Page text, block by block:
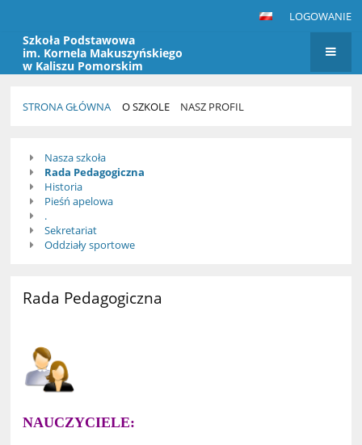
LOGOWANIE
Szkoła Podstawowa
im. Kornela Makuszyńskiego
w Kaliszu Pomorskim
STRONA GŁÓWNA O SZKOLE NASZ PROFIL
Nasz
profilNasza szkoła
Rada Pedagogiczna
Historia
Pieśń apelowa
.
Sekretariat
Oddziały sportowe
Rada Pedagogiczna
NAUCZYCIELE: